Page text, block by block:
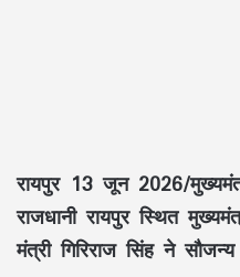
रायपुर 13 जून 2026/
राजधानी रायपुर स्थित
मंत्री गिरिराज सिंह ने